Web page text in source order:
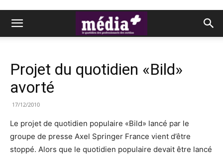
Projet du quotidien «Bild»
avorté
17/12/2010
Le projet de quotidien populaire «Bild» lancé par le
groupe de presse Axel Springer France vient d’être
stoppé. Alors que le quotidien populaire devait être lancé